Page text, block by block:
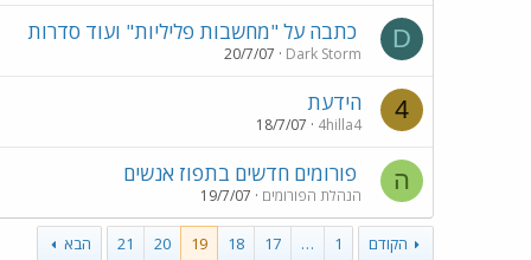
D כתבה על "מחשבות פליליות" ועוד סדרות
Dark Storm
20/7/07
4 הידעת
4hilla4
18/7/07
ה פורומים חדשים בתפוז אנשים
הנהלת הפורומים 19/7/07
הקודם 1
…
17
18
19
20
21 הבא